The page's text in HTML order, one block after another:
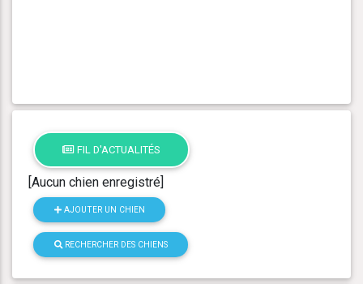
FIL D'ACTUALITÉS
[Aucun chien enregistré]
AJOUTER UN CHIEN
RECHERCHER DES CHIENS